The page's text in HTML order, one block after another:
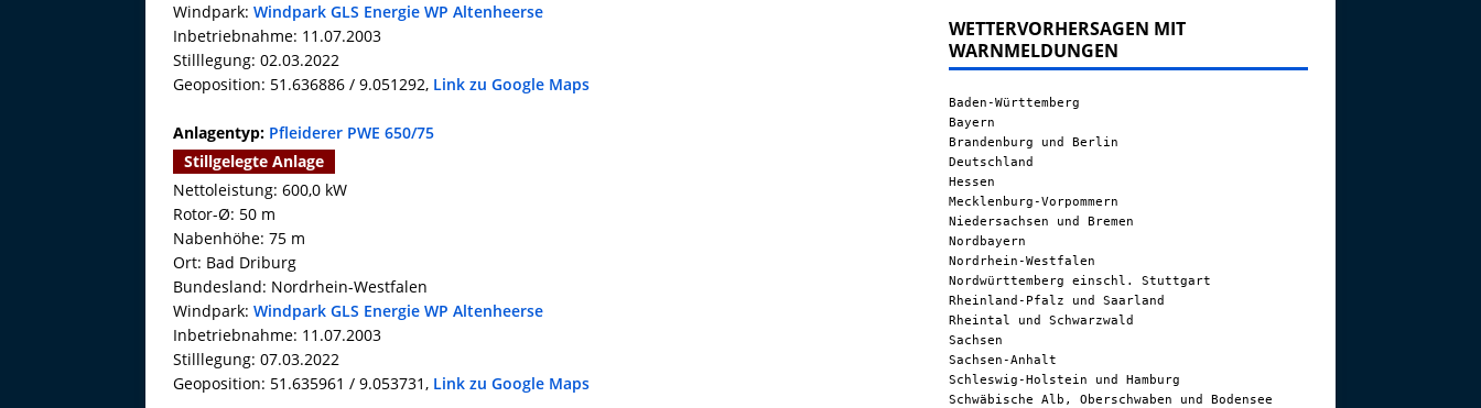
Windpark: Windpark GLS Energie WP Altenheerse
Inbetriebnahme: 11.07.2003
Stilllegung: 02.03.2022
Geoposition: 51.636886 / 9.051292, Link zu Google Maps
Anlagentyp: Pfleiderer PWE 650/75
Stillgelegte Anlage
Nettoleistung: 600,0 kW
Rotor-Ø: 50 m
Nabenhöhe: 75 m
Ort: Bad Driburg
Bundesland: Nordrhein-Westfalen
Windpark: Windpark GLS Energie WP Altenheerse
Inbetriebnahme: 11.07.2003
Stilllegung: 07.03.2022
Geoposition: 51.635961 / 9.053731, Link zu Google Maps
WETTERVORHERSAGEN MIT
WARNMELDUNGEN
Baden-Württemberg
Bayern
Brandenburg und Berlin
Deutschland
Hessen
Mecklenburg-Vorpommern
Niedersachsen und Bremen
Nordbayern
Nordrhein-Westfalen
Nordwürttemberg einschl. Stuttgart
Rheinland-Pfalz und Saarland
Rheintal und Schwarzwald
Sachsen
Sachsen-Anhalt
Schleswig-Holstein und Hamburg
Schwäbische Alb, Oberschwaben und Bodensee